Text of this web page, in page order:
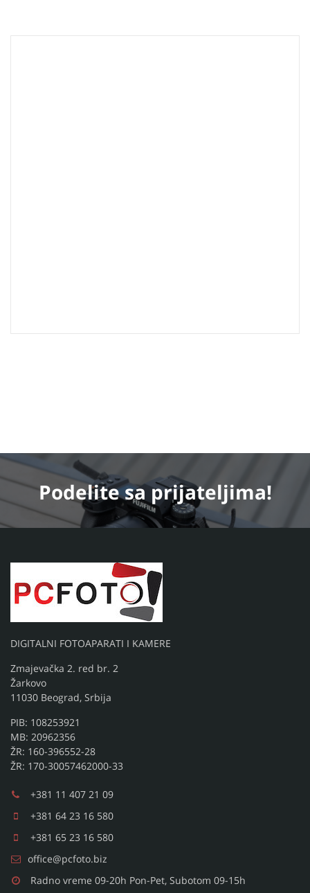
Podelitesa prijateljima!
DIGITALNI FOTOAPARATI I KAMERE
Zmajevačka 2. red br. 2
Žarkovo
11030 Beograd, Srbija
PIB: 108253921
MB: 20962356
ŽR: 160-396552-28
ŽR: 170-30057462000-33
+381 11 407 21 09
+381 64 23 16 580
+381 65 23 16 580
office@pcfoto.biz
Radno vreme 09-20h Pon-Pet, Subotom 09-15h